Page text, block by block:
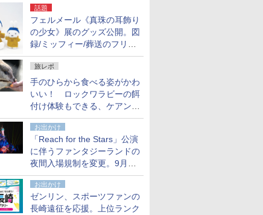
話題
フェルメール《真珠の耳飾り
の少女》展のグッズ公開。図
録/ミッフィー/葬送のフリー
レンほか、注目ブランドコラ
ボが実現
旅レポ
手のひらから食べる姿がかわ
いい！ ロックワラビーの餌
付け体験もできる、ケアンズ
でアサートン高原の日本語ガ
イド付きツアーに参加してみ
た
お出かけ
「Reach for the Stars」公演
に伴うファンタジーランドの
夜間入場規制を変更。9月か
ら18時50分～20時ごろに
お出かけ
ゼンリン、スポーツファンの
長崎遠征を応援。上位ランク